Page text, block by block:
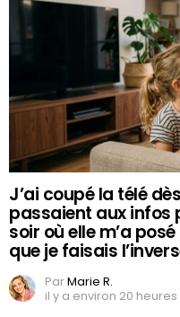
J’ai coupé la télé
passaient aux infos
soir où elle m’a
que je faisais
ParMarie R.
il y a environ 20 heures